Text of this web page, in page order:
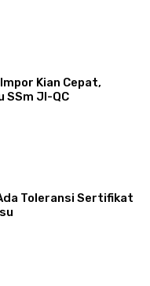
Kian Cepat,
SSm JI-QC
Toleransi Sertifikat